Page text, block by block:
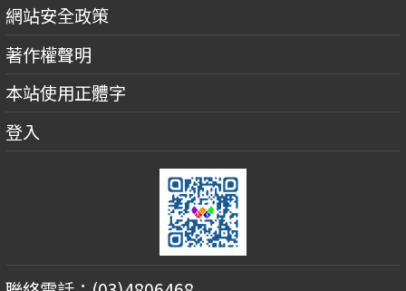
網站安全政策
著作權聲明
本站使用正體字
登入